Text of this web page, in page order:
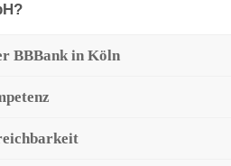
BBBank in Köln